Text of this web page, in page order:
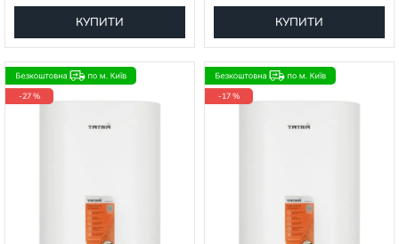
КУПИТИ
КУПИТИ
-27 % -17 %